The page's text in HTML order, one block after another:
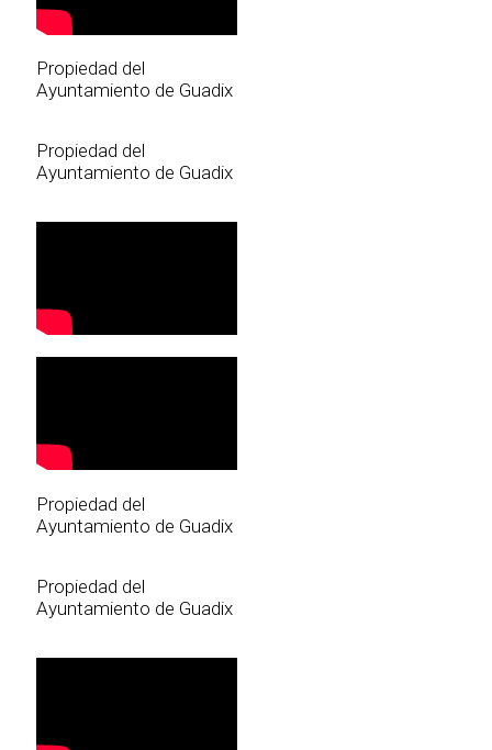
Propiedad del
Ayuntamiento de Guadix
Propiedad del
Ayuntamiento de Guadix
Propiedad del
Ayuntamiento de Guadix
Propiedad del
Ayuntamiento de Guadix